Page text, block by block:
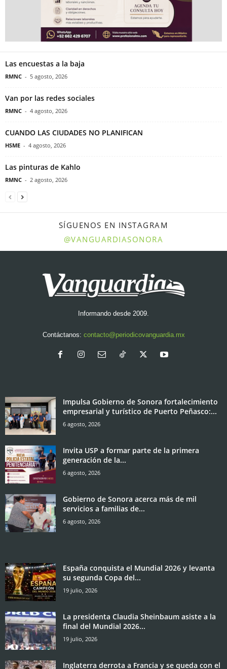
Las encuestas a la baja
RMNC - 5 agosto, 2026
Van por las redes sociales
RMNC - 4 agosto, 2026
CUANDO LAS CIUDADES NO PLANIFICAN
HSME - 4 agosto, 2026
Las pinturas de Kahlo
RMNC - 2 agosto, 2026
SÍGUENOS EN INSTAGRAM
@VANGUARDIASONORA
Informando desde 2009.
Contáctanos: contacto@periodicovanguardia.mx
Impulsa Gobierno de Sonora fortalecimiento
empresarial y turístico de Puerto Peñasco:...
6 agosto, 2026
Invita USP a formar parte de la primera
generación de la...
6 agosto, 2026
Gobierno de Sonora acerca más de mil
servicios a familias de...
6 agosto, 2026
España conquista el Mundial 2026 y levanta
su segunda Copa del...
19 julio, 2026
La presidenta Claudia Sheinbaum asiste a la
final del Mundial 2026...
19 julio, 2026
Inglaterra derrota a Francia y se queda con el